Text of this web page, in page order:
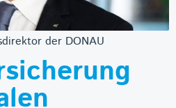
der DONAU